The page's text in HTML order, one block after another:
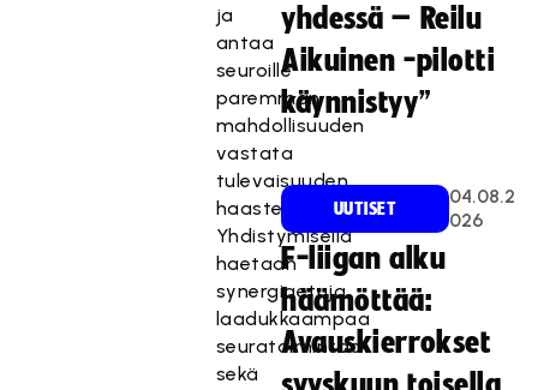
ja
antaa
seuroille
paremman
mahdollisuuden
vastata
tulevaisuuden
haasteisiin.
Yhdistymisellä
haetaan
synergiaetuja,
laadukkaampaa
seuratoimintaa
sekä
yhdessä – Reilu
Aikuinen -pilotti
käynnistyy”
UUTISET
04.08.2
026
F-liigan alku
häämöttää:
Avauskierrokset